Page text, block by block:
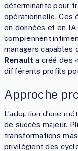
déterminante pour
opérationnelle. Ces
en données et en
comprennent
managers capables
Renault a créé des
différents profils
Approche
L’adoption d’une
de succès majeur.
transformations
privilégient des